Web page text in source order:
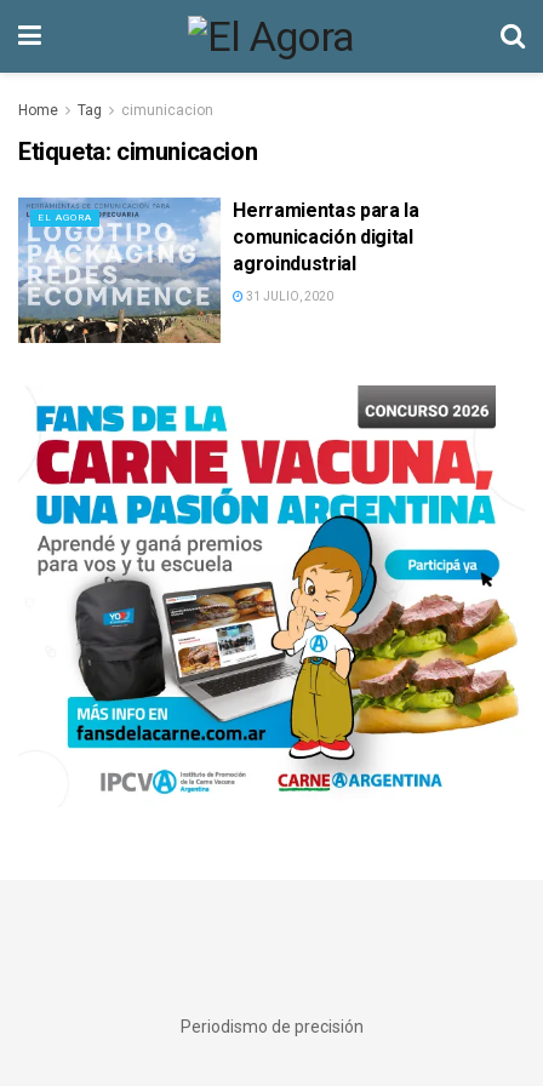
Home Tag cimunicacion
Etiqueta: cimunicacion
EL AGORA
Herramientas para la
comunicación digital
agroindustrial
31 JULIO, 2020
Periodismo de precisión